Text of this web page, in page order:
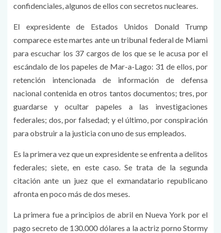
confidenciales, algunos de ellos con secretos nucleares.
El expresidente de Estados Unidos Donald Trump
comparece este martes ante un tribunal federal de Miami
para escuchar los 37 cargos de los que se le acusa por el
escándalo de los papeles de Mar-a-Lago: 31 de ellos, por
retención intencionada de información de defensa
nacional contenida en otros tantos documentos; tres, por
guardarse y ocultar papeles a las investigaciones
federales; dos, por falsedad; y el último, por conspiración
para obstruir a la justicia con uno de sus empleados.
Es la primera vez que un expresidente se enfrenta a delitos
federales; siete, en este caso. Se trata de la segunda
citación ante un juez que el exmandatario republicano
afronta en poco más de dos meses.
La primera fue a principios de abril en Nueva York por el
pago secreto de 130.000 dólares a la actriz porno Stormy